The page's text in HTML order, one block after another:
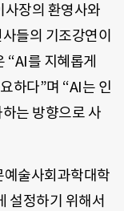
사장의 환영사와
들의 기조강연이
“AI를 지혜롭게
하다”며 “AI는 인
는 방향으로 사
술사회과학대학
설정하기 위해서